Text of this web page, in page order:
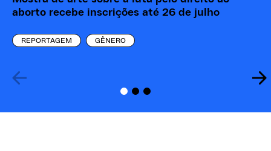
aborto recebe inscrições até 26 de julho
REPORTAGEM GÊNERO